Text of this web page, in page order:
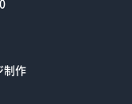
制作